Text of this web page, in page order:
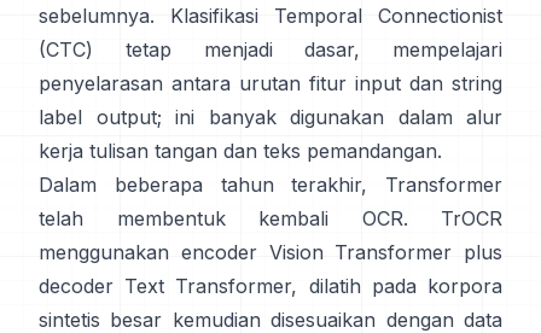
sebelumnya.
Klasifikasi Temporal Connectionist
(CTC)
tetap menjadi dasar, mempelajari
penyelarasan antara urutan fitur input dan string
label output; ini banyak digunakan dalam alur
kerja tulisan tangan dan teks pemandangan.
Dalam beberapa tahun terakhir, Transformer
telah membentuk kembali OCR.
TrOCR
menggunakan encoder Vision Transformer plus
decoder Text Transformer, dilatih pada korpora
sintetis besar kemudian disesuaikan dengan data